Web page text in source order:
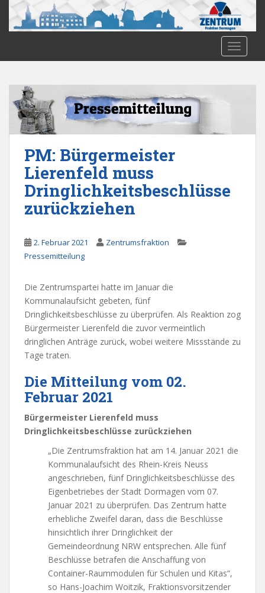
t
PM: Bürgermeister
Lierenfeld muss
Dringlichkeitsbeschlüsse
zurückziehen
2. Februar 2021
Zentrumsfraktion
Pressemitteilung
Die Zentrumspartei hatte im Januar die
Kommunalaufsicht gebeten, fünf
Dringlichkeitsbeschlüsse zu überprüfen. Als Reaktion zog
Bürgermeister Lierenfeld die zuvor vermeintlich
dringlichen Anträge zurück, wobei weitere Missstände zu
Tage traten.
Die Mitteilung vom 02.
Februar 2021
Bürgermeister Lierenfeld muss
Dringlichkeitsbeschlüsse zurückziehen
„Die Zentrumsfraktion hat am 14. Januar 2021 die
Kommunalaufsicht des Rhein-Kreis Neuss
angeschrieben, fünf Dringlichkeitsbeschlüsse des
Eigenbetriebes der Stadt Dormagen vom 07.
Januar 2021 zu überprüfen. Das Zentrum hatte
erhebliche Zweifel daran, dass die Beschlüsse
hinsichtlich ihrer Dringlichkeit der
Gemeindeordnung NRW entsprechen. Alle fünf
Beschlüsse betrafen die Anschaffung von
Container-Raummodulen für Schulen und Kitas“,
so Hans-Joachim Woitzik, Fraktionsvorsitzender